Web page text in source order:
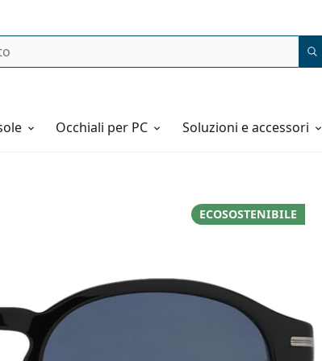
Occhiali per PC Soluzioni e accessori
ECOSOSTENIBILE